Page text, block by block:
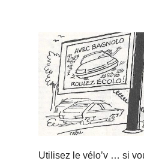
Utilisez le vélo’v … si